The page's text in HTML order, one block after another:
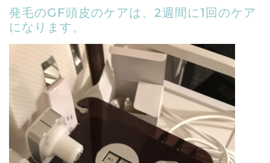
発毛のGF頭皮のケアは、2週間に1回のケア
になります。